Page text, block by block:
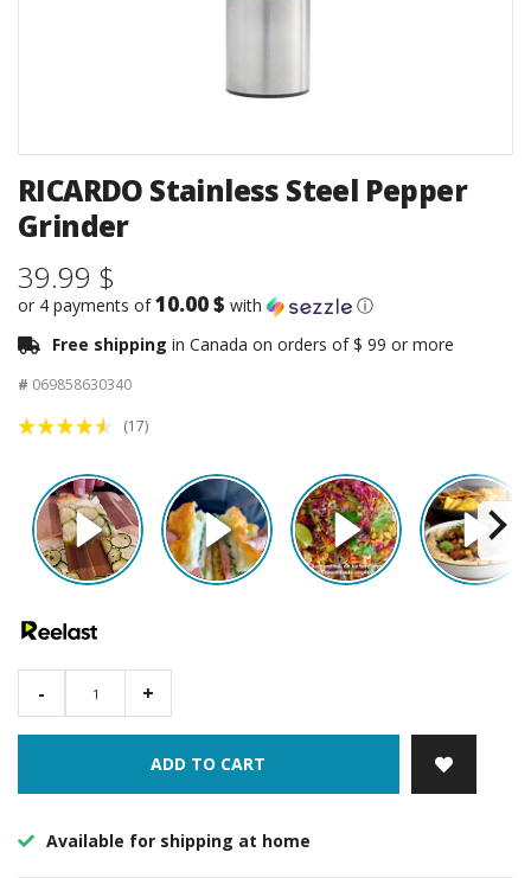
RICARDO Stainless Steel Pepper
Grinder
39.99 $
or 4 payments of10.00 $ with
ⓘ
Free shipping in Canada on orders of $ 99 or more
# 069858630340
(17)
- +
ADD TO CART
Available for shipping at home